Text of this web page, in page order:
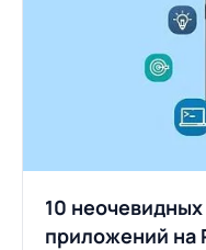
10
приложений на